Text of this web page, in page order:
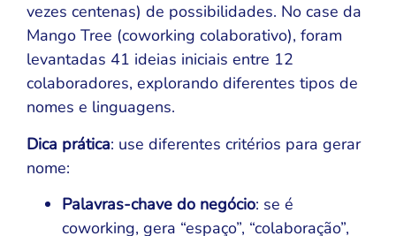
vezes centenas) de possibilidades. No case da
Mango Tree (coworking colaborativo), foram
levantadas 41 ideias iniciais entre 12
colaboradores, explorando diferentes tipos de
nomes e linguagens.
Dica prática: use diferentes critérios para gerar
nome:
Palavras-chave do negócio: se é
coworking, gera “espaço”, “colaboração”,